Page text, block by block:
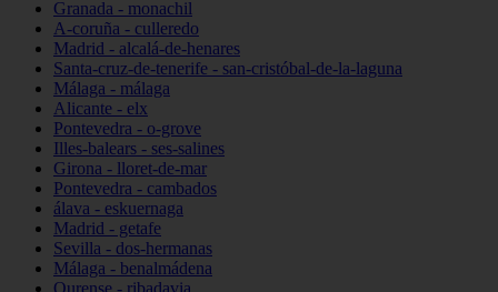
Granada - monachil
A-coruña - culleredo
Madrid - alcalá-de-henares
Santa-cruz-de-tenerife - san-cristóbal-de-la-laguna
Málaga - málaga
Alicante - elx
Pontevedra - o-grove
Illes-balears - ses-salines
Girona - lloret-de-mar
Pontevedra - cambados
álava - eskuernaga
Madrid - getafe
Sevilla - dos-hermanas
Málaga - benalmádena
Ourense - ribadavia